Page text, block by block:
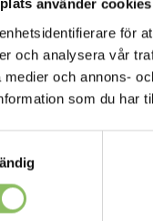
använder cookies
för
och analysera vår
medier och annons-
som du har